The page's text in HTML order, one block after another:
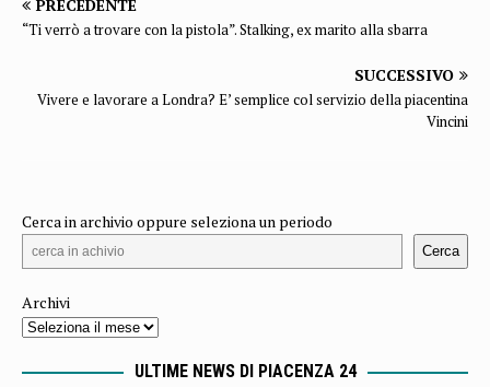
PRECEDENTE
“Ti verrò a trovare con la pistola”. Stalking, ex marito alla sbarra
SUCCESSIVO
Vivere e lavorare a Londra? E’ semplice col servizio della piacentina
Vincini
Cerca in archivio oppure seleziona un periodo
Cerca
Archivi
ULTIME NEWS DI PIACENZA 24